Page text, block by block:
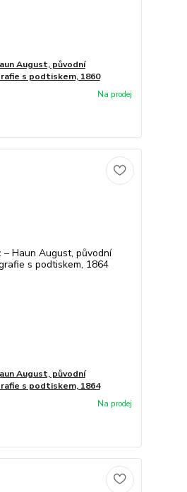
August, původní
s podtiskem, 1860
August, původní
s podtiskem, 1864